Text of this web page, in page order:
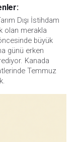
Dışı İstihdam
olan merakla
büyük
günü erken
Kanada
Temmuz